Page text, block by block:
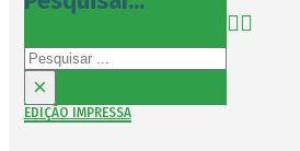
Pesquisar
×
EDIÇÃO IMPRESSA